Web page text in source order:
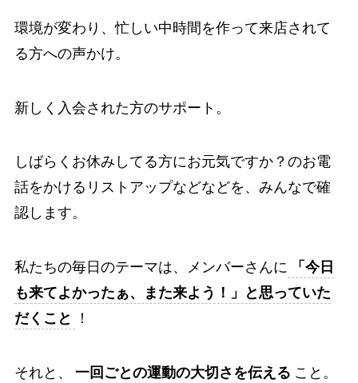
環境が変わり、忙しい中時間を作って来店されて
る方への声かけ。
新しく入会された方のサポート。
しばらくお休みしてる方にお元気ですか？のお電
話をかけるリストアップなどなどを、みんなで確
認します。
私たちの毎日のテーマは、メンバーさんに
「今日
も来てよかったぁ、また来よう！」と思っていた
だくこと
！
それと、 一回ごとの運動の大切さを伝える こと。